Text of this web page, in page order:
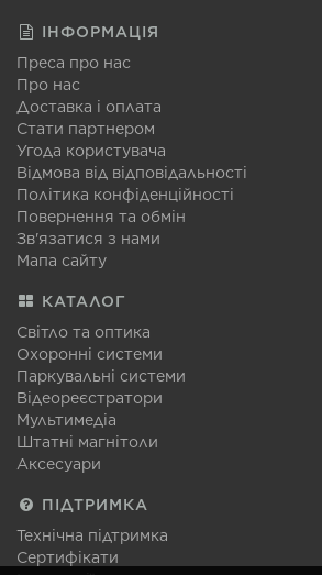
ІНФОРМАЦІЯ
Преса про нас
Про нас
Доставка і оплата
Стати партнером
Угода користувача
Відмова від відповідальності
Політика конфіденційності
Повернення та обмін
Зв'язатися з нами
Мапа сайту
КАТАЛОГ
Світло та оптика
Охоронні системи
Паркувальні системи
Відеореєстратори
Мультимедіа
Штатні магнітоли
Аксесуари
ПІДТРИМКА
Технічна підтримка
Сертифікати